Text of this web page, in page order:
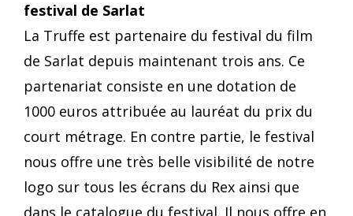
festival de Sarlat
La Truffe est partenaire du festival du film
de Sarlat depuis maintenant trois ans. Ce
partenariat consiste en une dotation de
1000 euros attribuée au lauréat du prix du
court métrage. En contre partie, le festival
nous offre une très belle visibilité de notre
logo sur tous les écrans du Rex ainsi que